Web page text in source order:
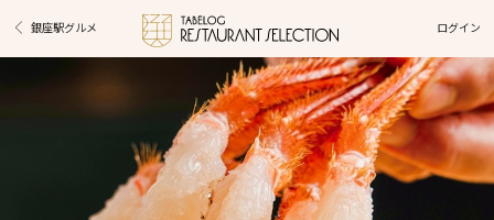
銀座駅グルメ ログイン